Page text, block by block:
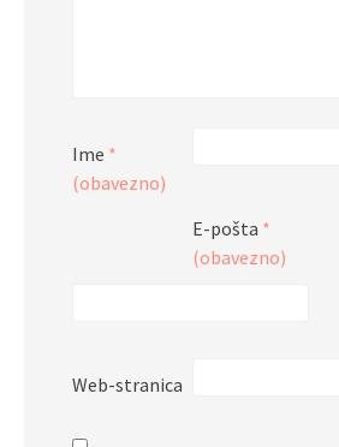
Ime *
(obavezno)
E-pošta *
(obavezno)
Web-stranica